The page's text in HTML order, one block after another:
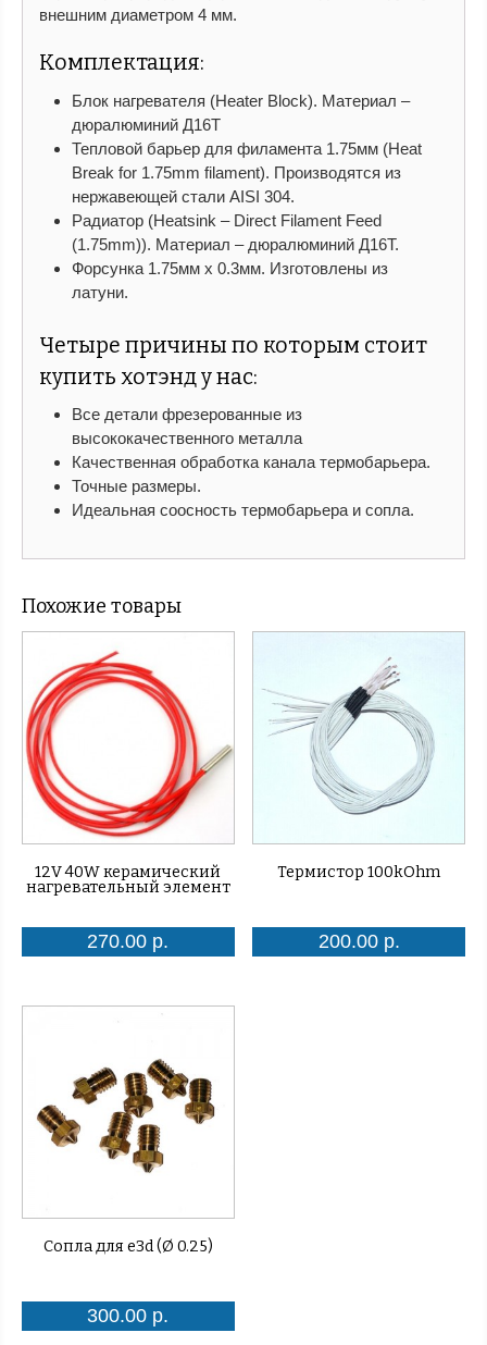
внешним диаметром 4 мм.
Комплектация:
Блок нагревателя (Heater Block). Материал –
дюралюминий Д16Т
Тепловой барьер для филамента 1.75мм (Heat
Break for 1.75mm filament). Производятся из
нержавеющей стали AISI 304.
Радиатор (Heatsink – Direct Filament Feed
(1.75mm)). Материал – дюралюминий Д16Т.
Форсунка 1.75мм x 0.3мм. Изготовлены из
латуни.
Четыре причины по которым стоит
купить хотэнд у нас:
Все детали фрезерованные из
высококачественного металла
Качественная обработка канала термобарьера.
Точные размеры.
Идеальная соосность термобарьера и сопла.
Похожие товары
12V 40W керамический
нагревательный элемент
270.00 р.
Термистор 100kOhm
200.00 р.
Сопла для e3d (Ø 0.25)
300.00 р.